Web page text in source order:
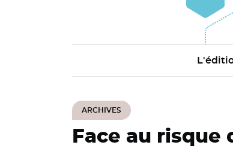
ARCHIVES
Face au